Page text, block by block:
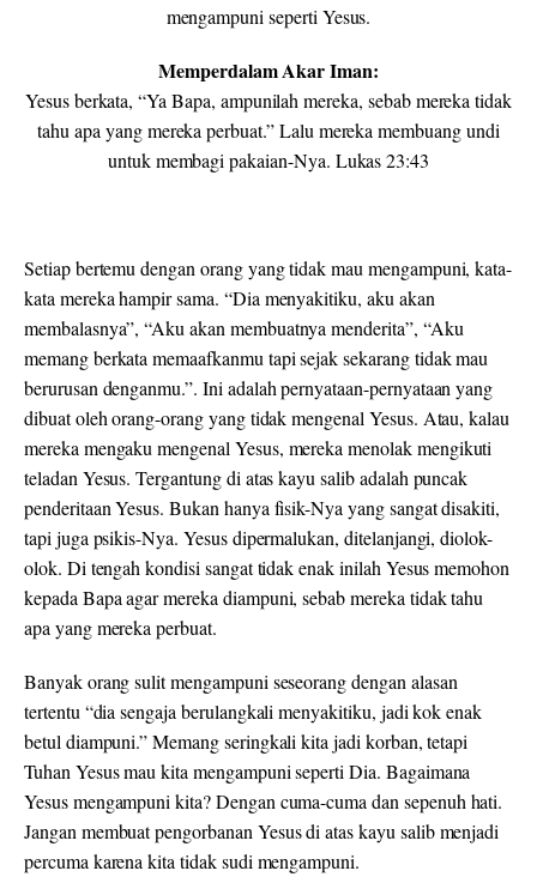
mengampuni seperti Yesus.
Memperdalam Akar Iman:
Yesus berkata, “Ya Bapa, ampunilah mereka, sebab mereka tidak
tahu apa yang mereka perbuat.” Lalu mereka membuang undi
untuk membagi pakaian-Nya. Lukas 23:43
Setiap bertemu dengan orang yang tidak mau mengampuni, kata-
kata mereka hampir sama. “Dia menyakitiku, aku akan
membalasnya”, “Aku akan membuatnya menderita”, “Aku
memang berkata memaafkanmu tapi sejak sekarang tidak mau
berurusan denganmu.”. Ini adalah pernyataan-pernyataan yang
dibuat oleh orang-orang yang tidak mengenal Yesus. Atau, kalau
mereka mengaku mengenal Yesus, mereka menolak mengikuti
teladan Yesus. Tergantung di atas kayu salib adalah puncak
penderitaan Yesus. Bukan hanya fisik-Nya yang sangat disakiti,
tapi juga psikis-Nya. Yesus dipermalukan, ditelanjangi, diolok-
olok. Di tengah kondisi sangat tidak enak inilah Yesus memohon
kepada Bapa agar mereka diampuni, sebab mereka tidak tahu
apa yang mereka perbuat.
Banyak orang sulit mengampuni seseorang dengan alasan
tertentu “dia sengaja berulangkali menyakitiku, jadi kok enak
betul diampuni.” Memang seringkali kita jadi korban, tetapi
Tuhan Yesus mau kita mengampuni seperti Dia. Bagaimana
Yesus mengampuni kita? Dengan cuma-cuma dan sepenuh hati.
Jangan membuat pengorbanan Yesus di atas kayu salib menjadi
percuma karena kita tidak sudi mengampuni.